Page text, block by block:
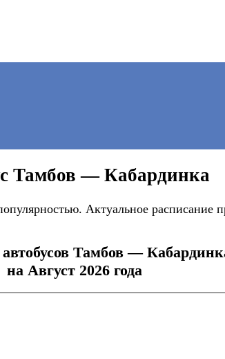
Тамбов — Кабардинка
Актуальное расписание
Тамбов —
на Август 2026 года